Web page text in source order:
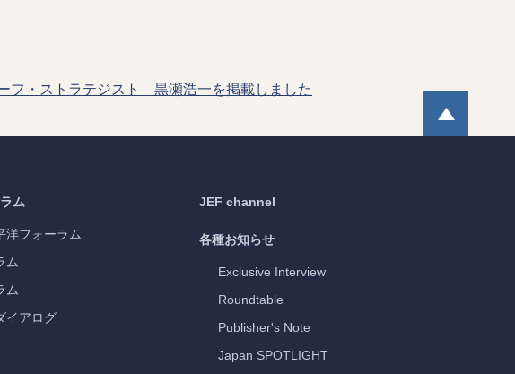
フ・ストラテジスト 黒瀬浩一を掲載しました
ルーシブインタビュー
ム
洋フォーラム
ム
ム
イアログ
JEF channel
各種お知らせ
Exclusive Interview
Roundtable
Publisher's Note
Japan SPOTLIGHT